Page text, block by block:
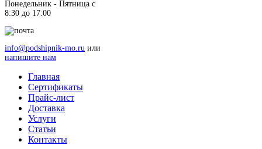
Понедельник - Пятница c
8:30 до 17:00
info@podshipnik-mo.ru или
напишите нам
Главная
Сертификаты
Прайс-лист
Доставка
Услуги
Статьи
Контакты